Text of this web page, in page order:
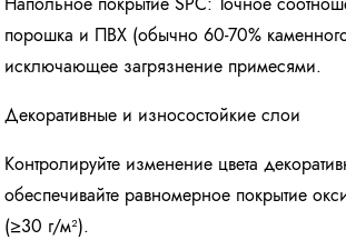
порошка и ПВХ (обычно 60-70%
исключающее загрязнение примесями.
Декоративные и износостойкие слои
Контролируйте изменение цвета
обеспечивайте равномерное покрытие
(≥30 г/м²).